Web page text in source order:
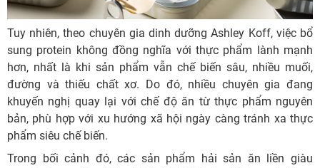
Tuy nhiên, theo chuyên gia dinh dưỡng Ashley Koff, việc bổ
sung protein không đồng nghĩa với thực phẩm lành mạnh
hơn, nhất là khi sản phẩm vẫn chế biến sâu, nhiều muối,
đường và thiếu chất xơ. Do đó, nhiều chuyên gia đang
khuyến nghị quay lại với chế độ ăn từ thực phẩm nguyên
bản, phù hợp với xu hướng xã hội ngày càng tránh xa thực
phẩm siêu chế biến.
Trong bối cảnh đó, các sản phẩm hải sản ăn liền giàu